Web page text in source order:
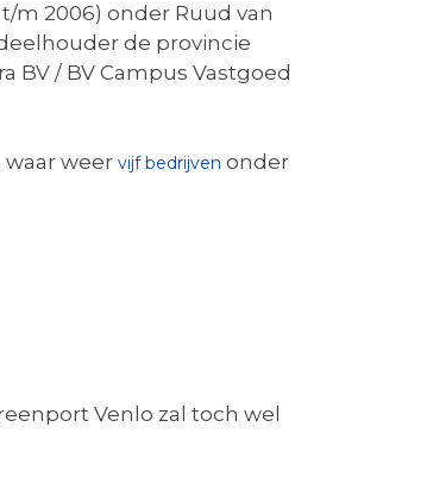
m 2006) onder Ruud van
de provincie
/ BV Campus Vastgoed
waar weer vijf bedrijven onder
Venlo zal toch wel